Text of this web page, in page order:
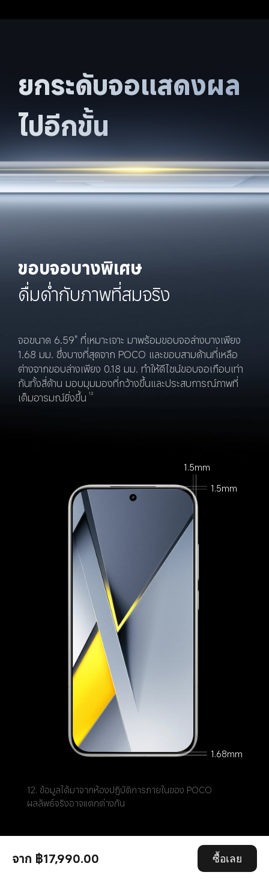
จาก ฿17,990.00 ซื้อเลย
ยกระดับจอแสดงผล
ไปอีกขั้น
ขอบจอบางพิเศษ
ดื่มด่ำกับภาพที่สมจริง
จอขนาด 6.59" ที่เหมาะเจาะ มาพร้อมขอบจอล่างบางเพียง
1.68 มม. ซึ่งบางที่สุดจาก POCO และขอบสามด้านที่เหลือ
ต่างจากขอบล่างเพียง 0.18 มม. ทำให้ดีไซน์ขอบจอเกือบเท่า
กันทั้งสี่ด้าน มอบมุมมองที่กว้างขึ้นและประสบการณ์ภาพที่
เต็มอารมณ์ยิ่งขึ้น 12
1.5mm
1.5mm
1.68mm
12. ข้อมูลได้มาจากห้องปฏิบัติการภายในของ POCO
ผลลัพธ์จริงอาจแตกต่างกัน